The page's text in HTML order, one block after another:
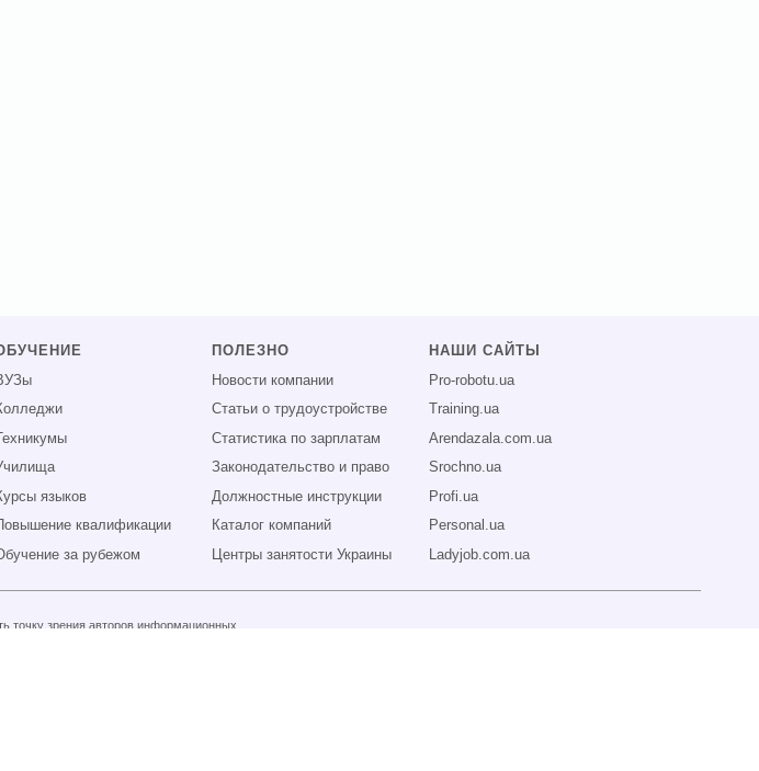
языков
Повышение квалификации
за рубежом
ПОЛЕЗНО
Новости компании
Статьи о трудоустройстве
Статистика по зарплатам
Законодательство и право
Должностные инструкции
Каталог компаний
Центры занятости Украины
НАШИ САЙТЫ
Pro-robotu.ua
Training.ua
Arendazala.com.ua
Srochno.ua
Profi.ua
Personal.ua
Ladyjob.com.ua
точку зрения авторов информационных